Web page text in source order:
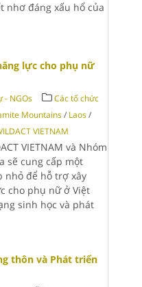
nhơ đáng xấu hổ của
lực cho phụ nữ
- NGOs
Các tổ chức
Mountains / Laos /
VIETNAM
VIETNAM và Nhóm
sẽ cung cấp một
nhỏ để hỗ trợ xây
cho phụ nữ ở Việt
sinh học và phát
thôn và Phát triển